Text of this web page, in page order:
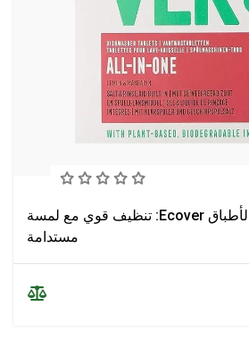
أقراص غسالة الأطباق Ecover: تنظيف قوي مع لمسة
مستدامة